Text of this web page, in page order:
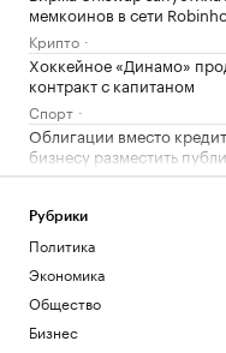
мемкоинов в сети
Крипто
Хоккейное «Динамо»
контракт с капитаном
Спорт
Облигации вместо
бизнесу разместить
РБК и МСП Банк
Коммерческий директор:
CCO в компании
Образование
Локарно-2026: что
открытии фестиваля
Стиль
Рубрики
Политика
Экономика
Общество
Бизнес